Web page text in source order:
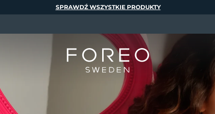
SPRAWDŹ WSZYSTKIE PRODUKTY